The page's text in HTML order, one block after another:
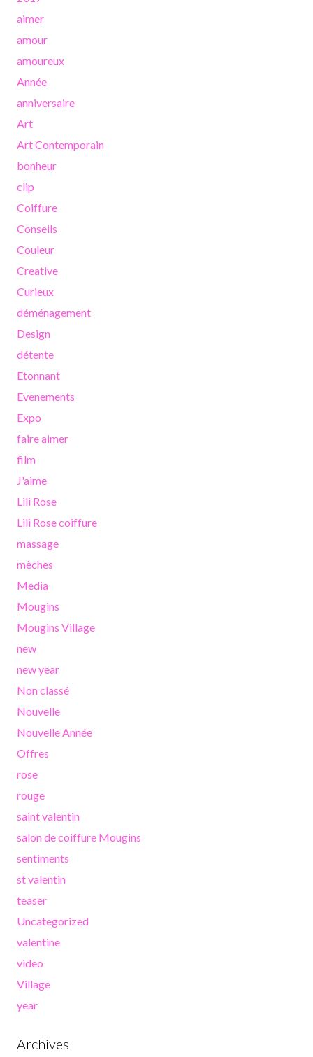
aimer
amour
amoureux
Année
anniversaire
Art
Art Contemporain
bonheur
clip
Coiffure
Conseils
Couleur
Creative
Curieux
déménagement
Design
détente
Etonnant
Evenements
Expo
faire aimer
film
J'aime
Lili Rose
Lili Rose coiffure
massage
mèches
Media
Mougins
Mougins Village
new
new year
Non classé
Nouvelle
Nouvelle Année
Offres
rose
rouge
saint valentin
salon de coiffure Mougins
sentiments
st valentin
teaser
Uncategorized
valentine
video
Village
year
Archives